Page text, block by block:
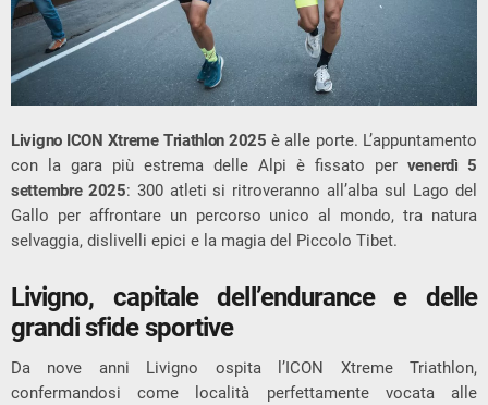
Livigno ICON Xtreme Triathlon 2025 è alle porte. L’appuntamento
con la gara più estrema delle Alpi è fissato per venerdì 5
settembre 2025: 300 atleti si ritroveranno all’alba sul Lago del
Gallo per affrontare un percorso unico al mondo, tra natura
selvaggia, dislivelli epici e la magia del Piccolo Tibet.
Livigno, capitale dell’endurance e delle
grandi sfide sportive
Da nove anni Livigno ospita l’ICON Xtreme Triathlon,
confermandosi come località perfettamente vocata alle